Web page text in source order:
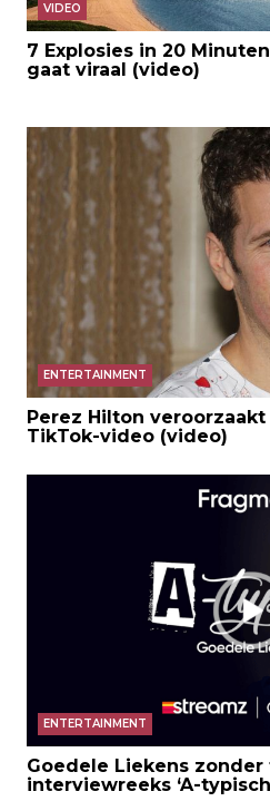
VIDEO
7 Explosies in 20
gaat viraal (video)
ENTERTAINMENT
Perez Hilton
TikTok-video (video)
ENTERTAINMENT
Goedele Liekens zonder
interviewreeks ‘A-